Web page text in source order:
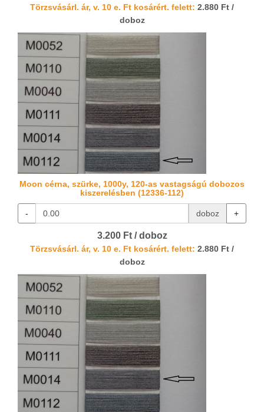
Törzsvásárl. ár, v. 10 e. Ft kosárért. felett: 2.880 Ft /
doboz
Moon cérna, szürke, 1000y, 120-as vastagságú dobozos
kiszerelésben (12336-112)
- doboz +
3.200 Ft / doboz
Törzsvásárl. ár, v. 10 e. Ft kosárért. felett: 2.880 Ft /
doboz